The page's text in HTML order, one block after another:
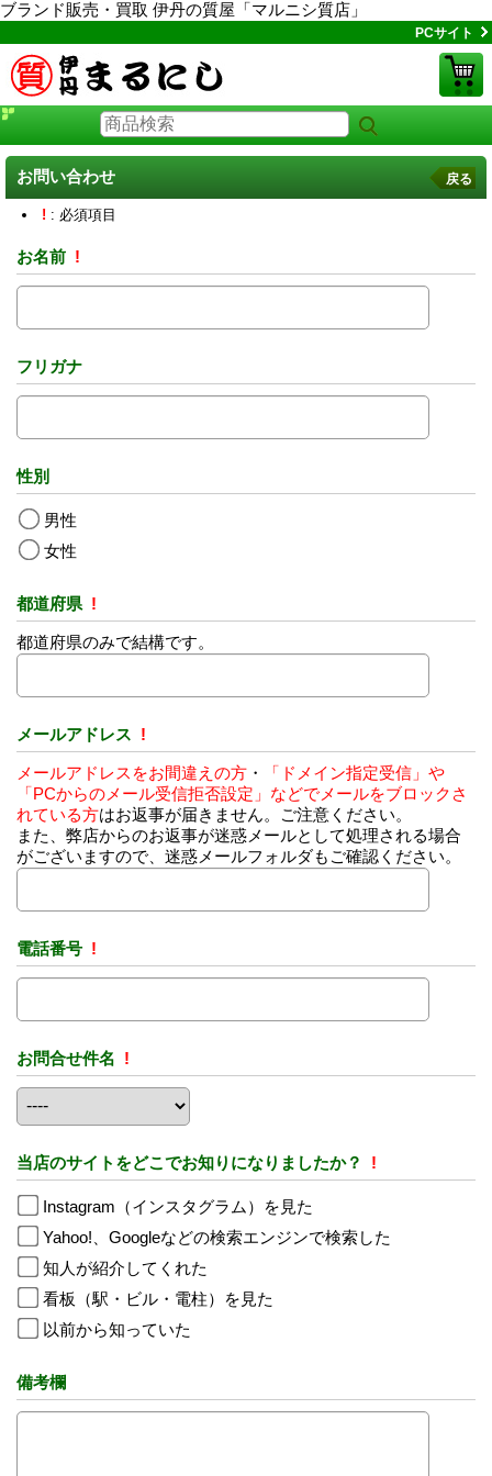
ブランド販売・買取 伊丹の質屋「マルニシ質店」
PCサイト
お問い合わせ 戻る
! : 必須項目
お名前 !
フリガナ
性別
男性
女性
都道府県 !
都道府県のみで結構です。
メールアドレス !
メールアドレスをお間違えの方 ・
「ドメイン指定受信」や
「PCからのメール受信拒否設定」などでメールをブロックさ
れている方はお返事が届きません。ご注意ください。
また、弊店からのお返事が迷惑メールとして処理される場合
がございますので、迷惑メールフォルダもご確認ください。
電話番号 !
お問合せ件名 !
当店のサイトをどこでお知りになりましたか？ !
Instagram（インスタグラム）を見た
Yahoo!、Googleなどの検索エンジンで検索した
知人が紹介してくれた
看板（駅・ビル・電柱）を見た
以前から知っていた
備考欄